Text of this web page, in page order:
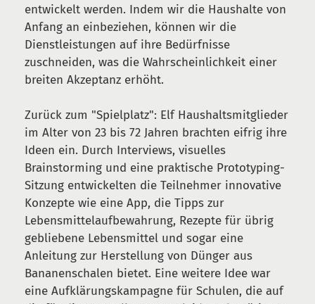
entwickelt werden. Indem wir die Haushalte von
Anfang an einbeziehen, können wir die
Dienstleistungen auf ihre Bedürfnisse
zuschneiden, was die Wahrscheinlichkeit einer
breiten Akzeptanz erhöht.
Zurück zum "Spielplatz": Elf Haushaltsmitglieder
im Alter von 23 bis 72 Jahren brachten eifrig ihre
Ideen ein. Durch Interviews, visuelles
Brainstorming und eine praktische Prototyping-
Sitzung entwickelten die Teilnehmer innovative
Konzepte wie eine App, die Tipps zur
Lebensmittelaufbewahrung, Rezepte für übrig
gebliebene Lebensmittel und sogar eine
Anleitung zur Herstellung von Dünger aus
Bananenschalen bietet. Eine weitere Idee war
eine Aufklärungskampagne für Schulen, die auf